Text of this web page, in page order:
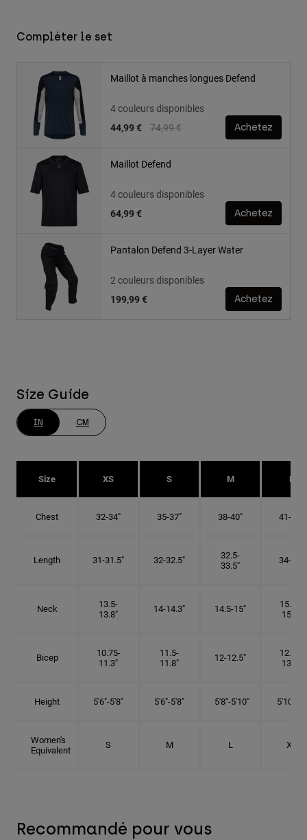
Compléter le set
Maillot à manches longues Defend
4 couleurs disponibles
Price reduced from
74,99 €to
44,99 € Achetez
Maillot Defend
4 couleurs disponibles
64,99 €
Achetez
Pantalon Defend 3-Layer Water
2 couleurs disponibles
199,99 €
Achetez
Size Guide
IN CM
Size XS S M L
Chest 32-34" 35-37" 38-40" 41-43"
Length 31-31.5" 32-32.5"
32.5-
33.5"
34-35"
Neck
13.5-
13.8"
14-14.3" 14.5-15"
15.25-
15.5"
Bicep
10.75-
11.3"
11.5-
11.8"
12-12.5"
12.75-
13.3"
Height 5'6"-5'8" 5'6"-5'8" 5'8"-5'10" 5'10"- 6'
Women's
Equivalent
S M L XL
Recommandé pour vous